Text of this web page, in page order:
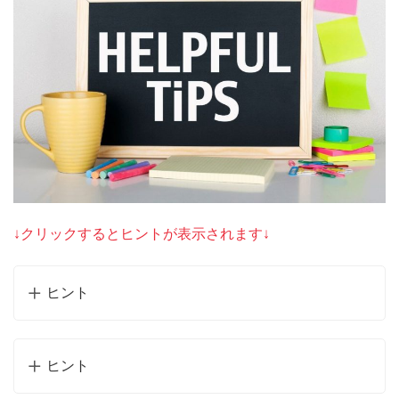
↓クリックするとヒントが表示されます↓
ヒント
ヒント